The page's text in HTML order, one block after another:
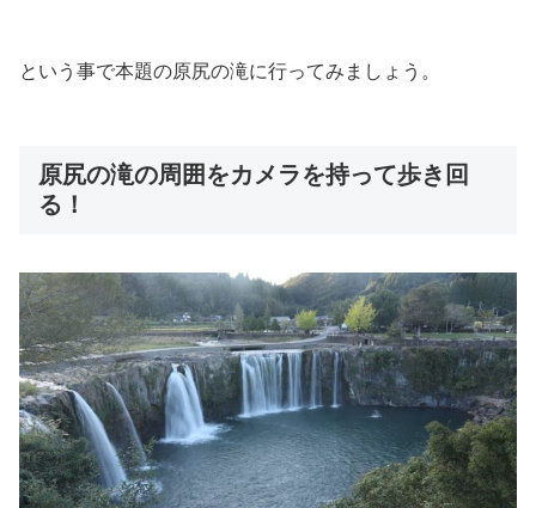
という事で本題の原尻の滝に行ってみましょう。
原尻の滝の周囲をカメラを持って歩き回
る！